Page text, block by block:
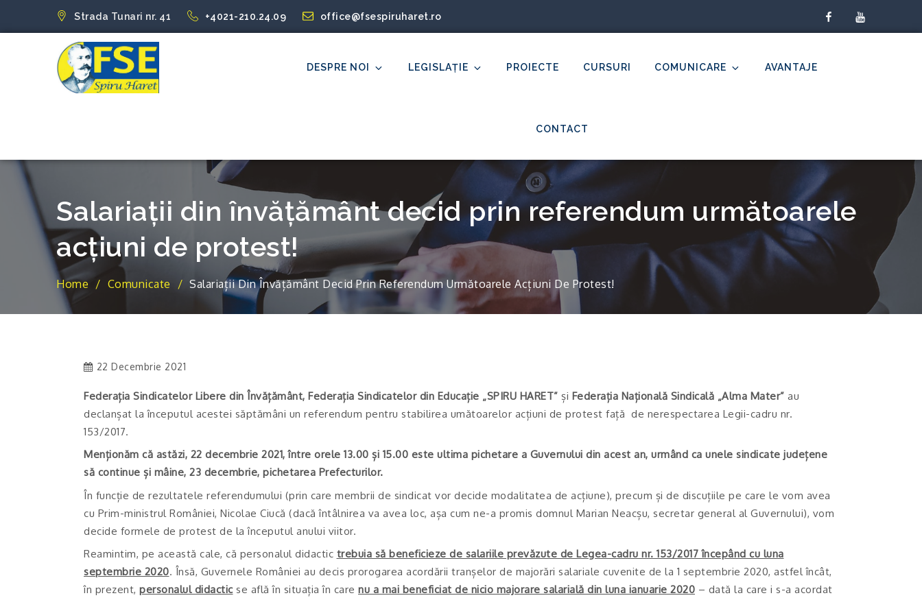
Strada Tunari nr. 41 +4021-210.24.09 office@fsespiruharet.ro facebookyoutube
FSE Spiru HaretDESPRE NOI LEGISLAȚIE PROIECTE CURSURI COMUNICARE AVANTAJE
CONTACT
Salariații din învățământ decid prin referendum următoarele
acțiuni de protest!
Home Comunicate Salariații Din Învățământ Decid Prin Referendum Următoarele Acțiuni De Protest!
22 Decembrie 2021
Federația Sindicatelor Libere din Învățământ, Federația Sindicatelor din Educație „SPIRU HARET” și Federația Națională Sindicală „Alma Mater” au
declanșat la începutul acestei săptămâni un referendum pentru stabilirea umătoarelor acțiuni de protest față de nerespectarea Legii-cadru nr.
153/2017.
Menționăm că astăzi, 22 decembrie 2021, între orele 13.00 și 15.00 este ultima pichetare a Guvernului din acest an, urmând ca unele sindicate județene
să continue și mâine, 23 decembrie, pichetarea Prefecturilor.
În funcție de rezultatele referendumului (prin care membrii de sindicat vor decide modalitatea de acțiune), precum și de discuțiile pe care le vom avea
cu Prim-ministrul României, Nicolae Ciucă (dacă întâlnirea va avea loc, așa cum ne-a promis domnul Marian Neacșu, secretar general al Guvernului), vom
decide formele de protest de la începutul anului viitor.
Reamintim, pe această cale, că personalul didactic trebuia să beneficieze de salariile prevăzute de Legea-cadru nr. 153/2017 începând cu luna
septembrie 2020. Însă, Guvernele României au decis prorogarea acordării tranșelor de majorări salariale cuvenite de la 1 septembrie 2020, astfel încât,
în prezent, personalul didactic se află în situația în care nu a mai beneficiat de nicio majorare salarială din luna ianuarie 2020 – dată la care i s-a acordat